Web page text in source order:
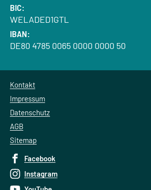
BIC:
WELADED1GTL
IBAN:
DE80 4785 0065 0000 0000 50
Kontakt
Impressum
Datenschutz
AGB
Sitemap
Facebook
Instagram